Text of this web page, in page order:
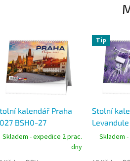
kalendář Praha
BSH0-27
Skladem - expedice 2 prac.
dny
Tip
Stolní
27Skladem